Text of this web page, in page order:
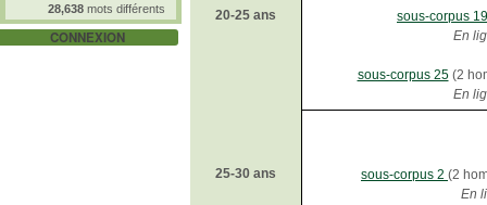
28,638 mots différents
CONNEXION
20-25 ans
sous-corpus 19
En
sous-corpus 25(2
En
25-30 ans sous-corpus 2 (2
En